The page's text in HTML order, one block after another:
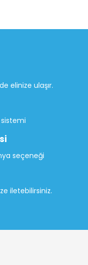
elinize ulaşır.
seçeneği
iletebilirsiniz.